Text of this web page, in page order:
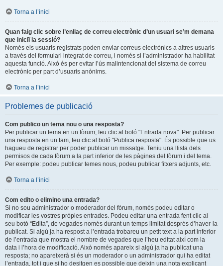
Torna a l’inici
Quan faig clic sobre l’enllaç de correu electrònic d’un usuari se’m demana
que iniciï la sessió?
Només els usuaris registrats poden enviar correus electrònics a altres usuaris
a través del formulari integrat de correu, i només si l’administrador ha habilitat
aquesta funció. Això és per evitar l’ús malintencionat del sistema de correu
electrònic per part d’usuaris anònims.
Torna a l’inici
Problemes de publicació
Com publico un tema nou o una resposta?
Per publicar un tema en un fòrum, feu clic al botó "Entrada nova". Per publicar
una resposta en un tam, feu clic al botó "Publica resposta". És possible que us
hagueu de registrar per poder publicar un missatge. Teniu una llista dels
permisos de cada fòrum a la part inferior de les pàgines del fòrum i del tema.
Per exemple: podeu publicar temes nous, podeu publicar fitxers adjunts, etc.
Torna a l’inici
Com edito o elimino una entrada?
Si no sou administrador o moderador del fòrum, només podeu editar o
modificar les vostres pròpies entrades. Podeu editar una entrada fent clic al
seu botó “Edita”, de vegades només durant un temps limitat després d’haver-la
publicat. Si algú ja ha respost a l’entrada trobareu un petit text a la part inferior
de l’entrada que mostra el nombre de vegades que l’heu editat així com la
data i l’hora de modificació. Això només apareix si algú ja ha publicat una
resposta; no apareixerà si és un moderador o un administrador qui ha editat
l’entrada, tot i que si ho desitgen es possible que deixin una nota explicant